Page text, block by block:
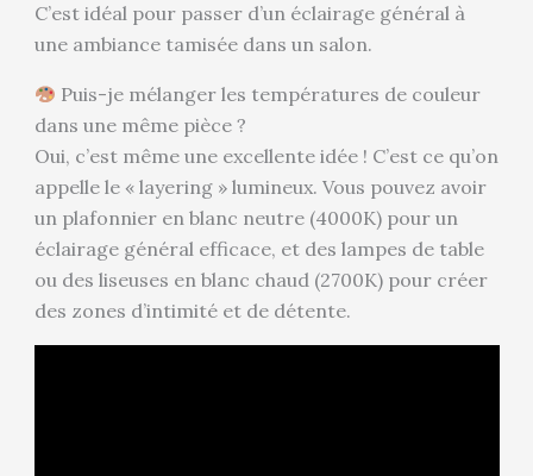
C’est idéal pour passer d’un éclairage général à
une ambiance tamisée dans un salon.
Puis-je mélanger les températures de couleur
dans une même pièce ?
Oui, c’est même une excellente idée ! C’est ce qu’on
appelle le « layering » lumineux. Vous pouvez avoir
un plafonnier en blanc neutre (4000K) pour un
éclairage général efficace, et des lampes de table
ou des liseuses en blanc chaud (2700K) pour créer
des zones d’intimité et de détente.